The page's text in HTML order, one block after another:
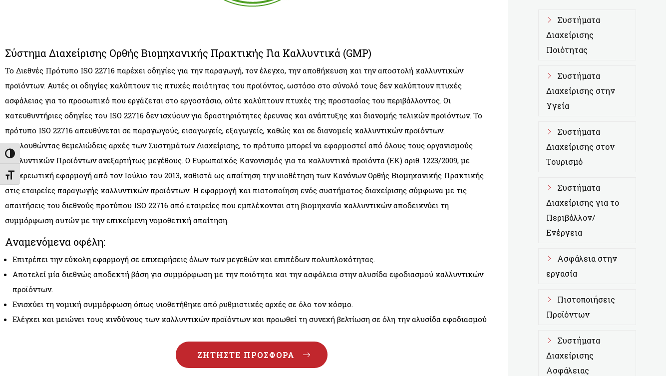
Εναλλαγή Υψηλής Αντίθεσης
Εναλλαγή Μεγέθους Γραμμάτων
Σύστημα Διαχείρισης Ορθής Βιομηχανικής Πρακτικής Για Καλλυντικά (GMP)
To Διεθνές Πρότυπο ISO 22716 παρέχει οδηγίες για την παραγωγή, τον έλεγχο, την αποθήκευση και την αποστολή καλλυντικών
προϊόντων. Αυτές οι οδηγίες καλύπτουν τις πτυχές ποιότητας του προϊόντος, ωστόσο στο σύνολό τους δεν καλύπτουν πτυχές
ασφάλειας για το προσωπικό που εργάζεται στο εργοστάσιο, ούτε καλύπτουν πτυχές της προστασίας του περιβάλλοντος. Οι
κατευθυντήριες οδηγίες του ISO 22716 δεν ισχύουν για δραστηριότητες έρευνας και ανάπτυξης και διανομής τελικών προϊόντων. Το
πρότυπο ISO 22716 απευθύνεται σε παραγωγούς, εισαγωγείς, εξαγωγείς, καθώς και σε διανομείς καλλυντικών προϊόντων.
Ακολουθώντας θεμελιώδεις αρχές των Συστημάτων Διαχείρισης, το πρότυπο μπορεί να εφαρμοστεί από όλους τους οργανισμούς
Καλλυντικών Προϊόντων ανεξαρτήτως μεγέθους. Ο Ευρωπαϊκός Κανονισμός για τα καλλυντικά προϊόντα (ΕΚ) αριθ. 1223/2009, με
υποχρεωτική εφαρμογή από τον Ιούλιο του 2013, καθιστά ως απαίτηση την υιοθέτηση των Κανόνων Ορθής Βιομηχανικής Πρακτικής
στις εταιρείες παραγωγής καλλυντικών προϊόντων. Η εφαρμογή και πιστοποίηση ενός συστήματος διαχείρισης σύμφωνα με τις
απαιτήσεις του διεθνούς προτύπου ISO 22716 από εταιρείες που εμπλέκονται στη βιομηχανία καλλυντικών αποδεικνύει τη
συμμόρφωση αυτών με την επικείμενη νομοθετική απαίτηση.
Αναμενόμενα οφέλη:
Επιτρέπει την εύκολη εφαρμογή σε επιχειρήσεις όλων των μεγεθών και επιπέδων πολυπλοκότητας.
Αποτελεί μία διεθνώς αποδεκτή βάση για συμμόρφωση με την ποιότητα και την ασφάλεια στην αλυσίδα εφοδιασμού καλλυντικών
προϊόντων.
Ενισχύει τη νομική συμμόρφωση όπως υιοθετήθηκε από ρυθμιστικές αρχές σε όλο τον κόσμο.
Ελέγχει και μειώνει τους κινδύνους των καλλυντικών προϊόντων και προωθεί τη συνεχή βελτίωση σε όλη την αλυσίδα εφοδιασμού
ΖΗΤΉΣΤΕ ΠΡΟΣΦΟΡΆ
Συστήματα
Διαχείρισης
Ποιότητας
Συστήματα
Διαχείρισης στην
Υγεία
Συστήματα
Διαχείρισης στον
Τουρισμό
Συστήματα
Διαχείρισης για το
Περιβάλλον/
Ενέργεια
Ασφάλεια στην
εργασία
Πιστοποιήσεις
Προϊόντων
Συστήματα
Διαχείρισης
Ασφάλειας